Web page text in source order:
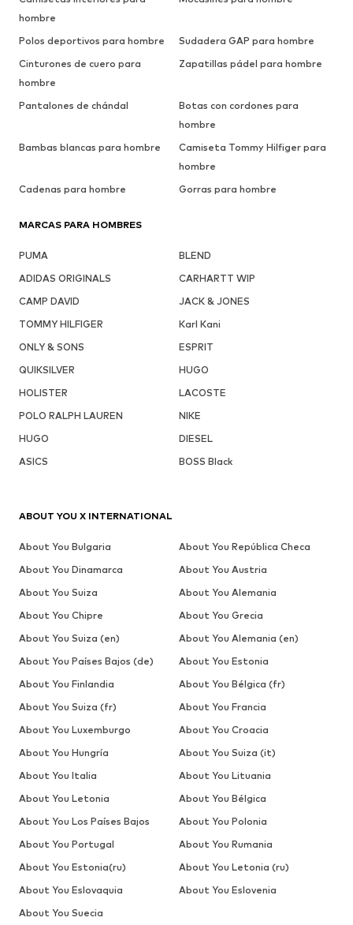
hombre
Polos deportivos para hombre
Sudadera GAP para hombre
Cinturones de cuero para
hombre
Zapatillas pádel para hombre
Pantalones de chándal
Botas con cordones para
hombre
Bambas blancas para hombre
Camiseta Tommy Hilfiger para
hombre
Cadenas para hombre
Gorras para hombre
MARCAS PARA HOMBRES
PUMA
BLEND
ADIDAS ORIGINALS
CARHARTT WIP
CAMP DAVID
JACK & JONES
TOMMY HILFIGER
Karl Kani
ONLY & SONS
ESPRIT
QUIKSILVER
HUGO
HOLISTER
LACOSTE
POLO RALPH LAUREN
NIKE
HUGO
DIESEL
ASICS
BOSS Black
ABOUT YOU X INTERNATIONAL
About You Bulgaria
About You República Checa
About You Dinamarca
About You Austria
About You Suiza
About You Alemania
About You Chipre
About You Grecia
About You Suiza (en)
About You Alemania (en)
About You Países Bajos (de)
About You Estonia
About You Finlandia
About You Bélgica (fr)
About You Suiza (fr)
About You Francia
About You Luxemburgo
About You Croacia
About You Hungría
About You Suiza (it)
About You Italia
About You Lituania
About You Letonia
About You Bélgica
About You Los Países Bajos
About You Polonia
About You Portugal
About You Rumania
About You Estonia(ru)
About You Letonia (ru)
About You Eslovaquia
About You Eslovenia
About You Suecia